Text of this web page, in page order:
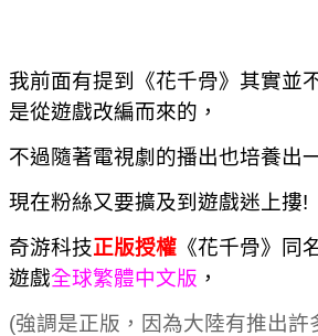
我前面有提到《花千骨》其實並
是從遊戲改編而來的，
不過隨著電視劇的播出也培養出
現在粉絲又要擴及到遊戲迷上摟!
奇游科技正版授權 《花千骨》
同
遊戲全球繁體中文版 ，
(強調是正版，因為大陸有推出許